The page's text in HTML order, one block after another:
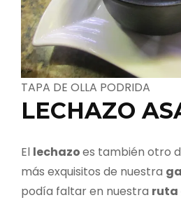
TAPA DE OLLA PODRIDA
LECHAZO
El lechazoes también otro
más exquisitos de nuestra
podía faltar en nuestra ruta